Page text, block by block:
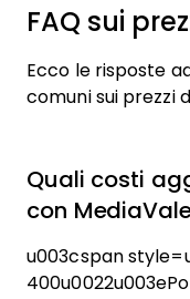
FAQ sui
Ecco le risposte
comuni sui prezzi
Quali costi
con
u003cspan